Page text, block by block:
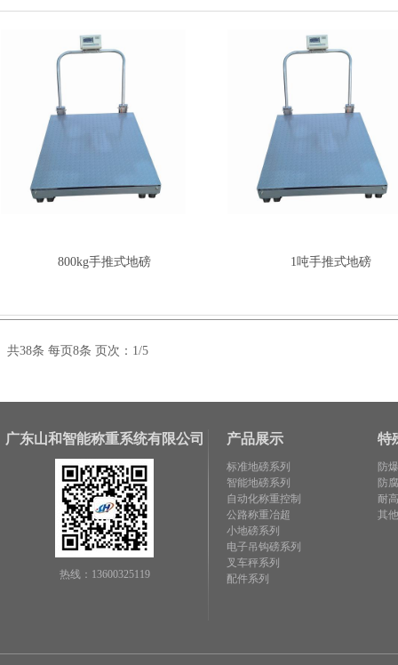
800kg手推式地磅 1吨手推式地磅
共38条 每页8条 页次：1/5
广东山和智能称重系统有限公司
热线：13600325119
产品展示
标准地磅系列
智能地磅系列
自动化称重控制
公路称重冶超
小地磅系列
电子吊钩磅系列
叉车秤系列
配件系列
特
防
防
耐
其他